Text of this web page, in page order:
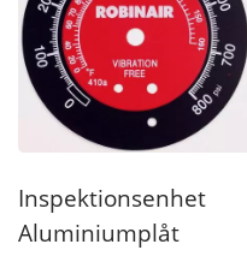
Inspektionsenhet
Aluminiumplåt